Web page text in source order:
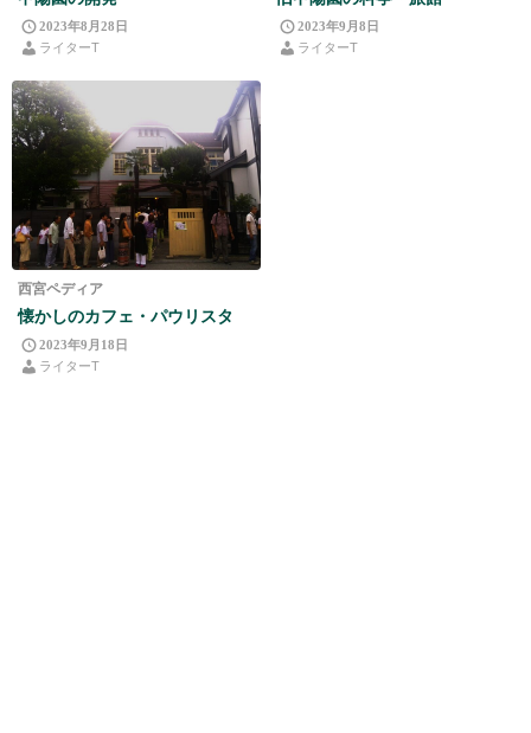
2023年8月28日
ライターT
2023年9月8日
ライターT
西宮ペディア
懐かしのカフェ・パウリスタ
2023年9月18日
ライターT